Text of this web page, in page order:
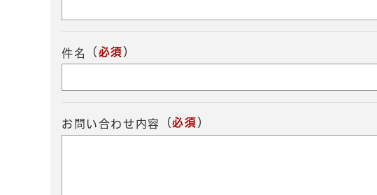
件名 （ 必須 ）
お問い合わせ内容 （必須 ）